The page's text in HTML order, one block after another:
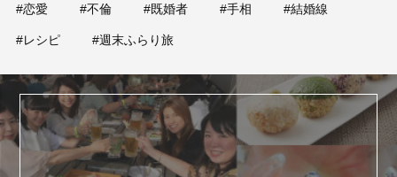
#恋愛 #不倫 #既婚者 #手相 #結婚線
#レシピ #週末ふらり旅